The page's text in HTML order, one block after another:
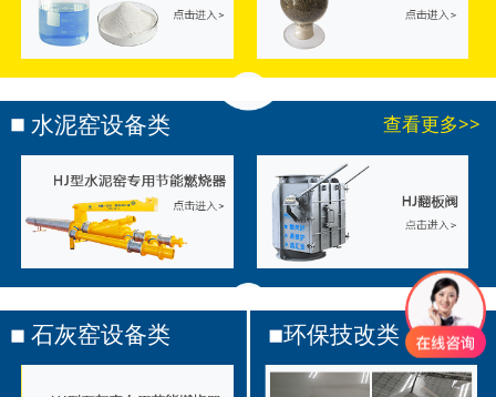
水泥窑设备类 查看更多>>
石灰窑设备类 环保技改类